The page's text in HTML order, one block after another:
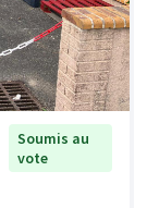
Soumis au
vote